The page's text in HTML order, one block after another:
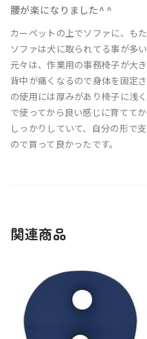
腰が楽になりました^ ^
カーペットの上でソファに、も
ソファは犬に取られてる事が多
元々は、作業用の事務椅子が大
背中が痛くなるので身体を固定
の使用には厚みがあり椅子に浅
で使ってから良い感じに育てて
しっかりしていて、自分の形で
ので買って良かったです。
関連商品